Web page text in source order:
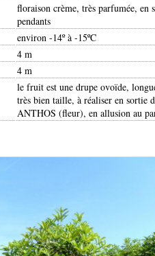
floraison crème, très parfumée, en
pendants
environ -14º à -15ºC
4 m
4 m
le fruit est une drupe ovoïde,
très bien taille, à réaliser en sortie
ANTHOS (fleur), en allusion au